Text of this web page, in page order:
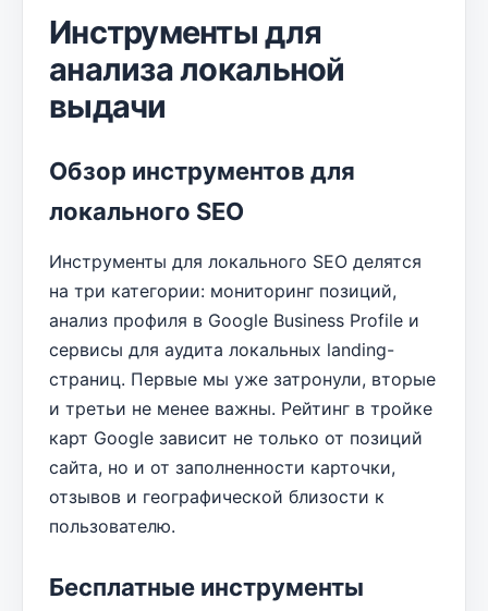
Инструменты для
анализа локальной
выдачи
Обзор инструментов для
локального SEO
Инструменты для локального SEO делятся
на три категории: мониторинг позиций,
анализ профиля в Google Business Profile и
сервисы для аудита локальных landing-
страниц. Первые мы уже затронули, вторые
и третьи не менее важны. Рейтинг в тройке
карт Google зависит не только от позиций
сайта, но и от заполненности карточки,
отзывов и географической близости к
пользователю.
Бесплатные инструменты